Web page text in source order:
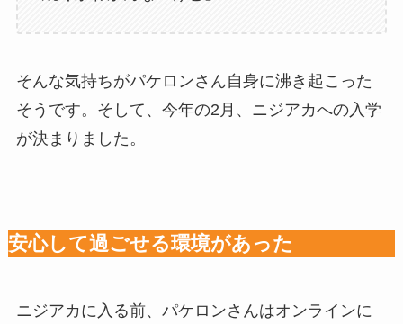
そんな気持ちがパケロンさん自身に沸き起こった
そうです。そして、今年の2月、ニジアカへの入学
が決まりました。
安心して過ごせる環境があった
ニジアカに入る前、パケロンさんはオンラインに